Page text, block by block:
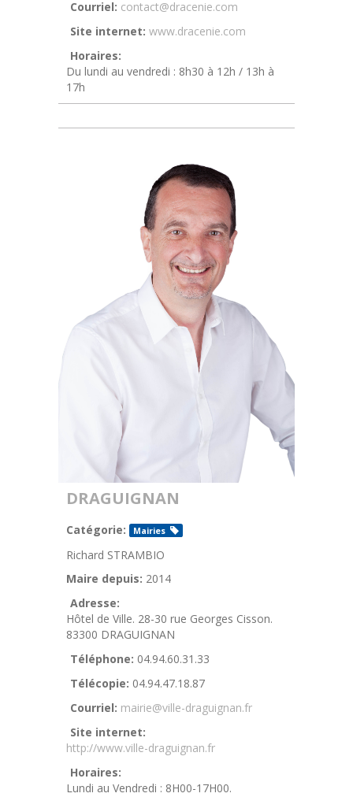
Courriel: contact@dracenie.com
Site internet: www.dracenie.com
Horaires:
Du lundi au vendredi : 8h30 à 12h / 13h à
17h
DRAGUIGNAN
Catégorie: Mairies
Richard STRAMBIO
Maire depuis: 2014
Adresse:
Hôtel de Ville. 28-30 rue Georges Cisson.
83300 DRAGUIGNAN
Téléphone: 04.94.60.31.33
Télécopie: 04.94.47.18.87
Courriel: mairie@ville-draguignan.fr
Site internet:
http://www.ville-draguignan.fr
Horaires:
Lundi au Vendredi : 8H00-17H00.